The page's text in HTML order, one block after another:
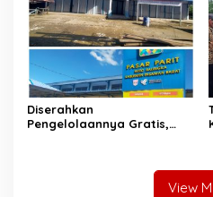
Diserahkan
Pengelolaannya Gratis,
View